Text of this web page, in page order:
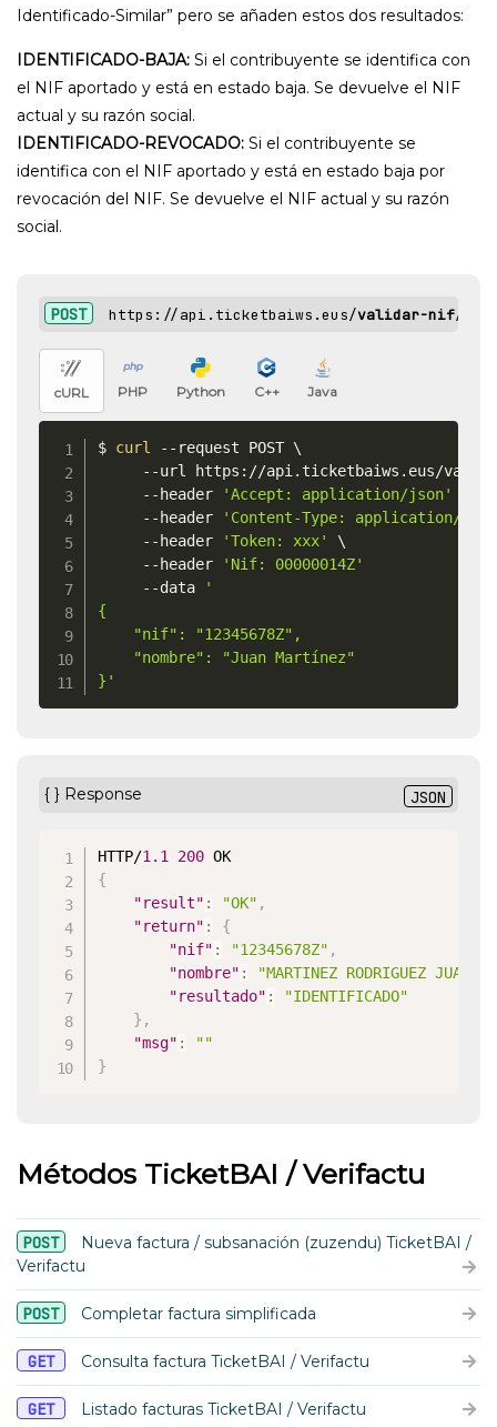
Identificado-Similar” pero se añaden estos dos resultados:
IDENTIFICADO-BAJA: Si el contribuyente se identifica con
el NIF aportado y está en estado baja. Se devuelve el NIF
actual y su razón social.
IDENTIFICADO-REVOCADO: Si el contribuyente se
identifica con el NIF aportado y está en estado baja por
revocación del NIF. Se devuelve el NIF actual y su razón
social.
POST https://api.ticketbaiws.eus/validar-nif/
cURL PHP Python C++ Java
$ curl --request POST \
--url https://api.ticketbaiws.eus/
     --header
'Accept: application/json'
     --header
'Content-Type: application/
     --header
'Token: xxx'
\
     --header
'Nif: 00000014Z'
	 --data
'
{
    "nif": "12345678Z",
    "nombre": "Juan Martínez"
}'
{ } Response JSON
HTTP/1.1 200
{
"result" : "OK" ,
"return" :
{
"nif" : "12345678Z" ,
"nombre" : "MARTINEZ RODRIGUEZ JUAN"
"resultado" :
"IDENTIFICADO"
} ,
"msg" :
""
}
Métodos TicketBAI / Verifactu
POST
Nueva factura / subsanación (zuzendu) TicketBAI /
Verifactu
POST Completar factura simplificada
GET Consulta factura TicketBAI / Verifactu
GET Listado facturas TicketBAI / Verifactu